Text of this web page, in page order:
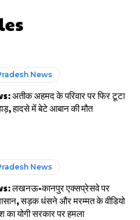
News
अतीक अहमद के परिवार पर फिर टूटा
हादसे में बेटे आबान की मौत
News
लखनऊ-कानपुर एक्सप्रेसवे पर
सड़क धंसने और मरम्मत के वीडियो
योगी सरकार पर हमला